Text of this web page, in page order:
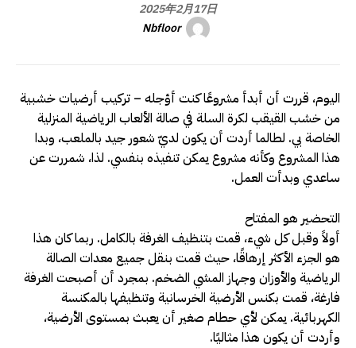
2025年2月17日
Nbfloor
اليوم، قررت أن أبدأ مشروعًا كنت أؤجله – تركيب أرضيات خشبية
من خشب القيقب لكرة السلة في صالة الألعاب الرياضية المنزلية
الخاصة بي. لطالما أردت أن يكون لديّ شعور جيد بالملعب، وبدا
هذا المشروع وكأنه مشروع يمكن تنفيذه بنفسي. لذا، شمررت عن
ساعدي وبدأت العمل.
التحضير هو المفتاح
أولاً وقبل كل شيء، قمت بتنظيف الغرفة بالكامل. ربما كان هذا
هو الجزء الأكثر إرهاقًا، حيث قمت بنقل جميع معدات الصالة
الرياضية والأوزان وجهاز المشي الضخم. بمجرد أن أصبحت الغرفة
فارغة، قمت بكنس الأرضية الخرسانية وتنظيفها بالمكنسة
الكهربائية. يمكن لأي حطام صغير أن يعبث بمستوى الأرضية،
وأردت أن يكون هذا مثاليًا.